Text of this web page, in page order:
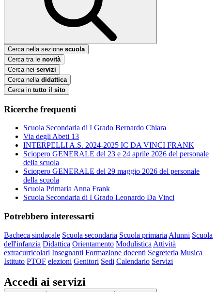
Cerca nella sezione scuola
Cerca tra le novità
Cerca nei servizi
Cerca nella didattica
Cerca in tutto il sito
Ricerche frequenti
Scuola Secondaria di I Grado Bernardo Chiara
Via degli Abeti 13
INTERPELLI A.S. 2024-2025 IC DA VINCI FRANK
Sciopero GENERALE del 23 e 24 aprile 2026 del personale
della scuola
Sciopero GENERALE del 29 maggio 2026 del personale
della scuola
Scuola Primaria Anna Frank
Scuola Secondaria di I Grado Leonardo Da Vinci
Potrebbero interessarti
Bacheca sindacale Scuola secondaria Scuola primaria Alunni Scuola
dell'infanzia Didattica Orientamento Modulistica Attività
extracurricolari Insegnanti Formazione docenti Segreteria Musica
Istituto PTOF elezioni Genitori Sedi Calendario Servizi
Accedi ai servizi